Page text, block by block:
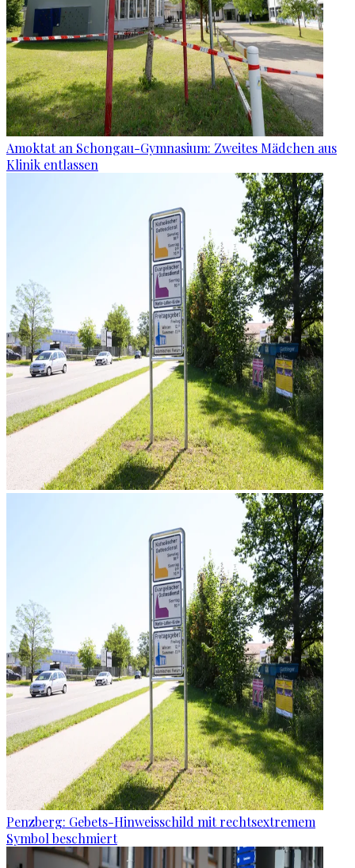
Amoktat an Schongau-Gymnasium: Zweites Mädchen aus
Klinik entlassen
Penzberg: Gebets-Hinweisschild mit rechtsextremem
Symbol beschmiert